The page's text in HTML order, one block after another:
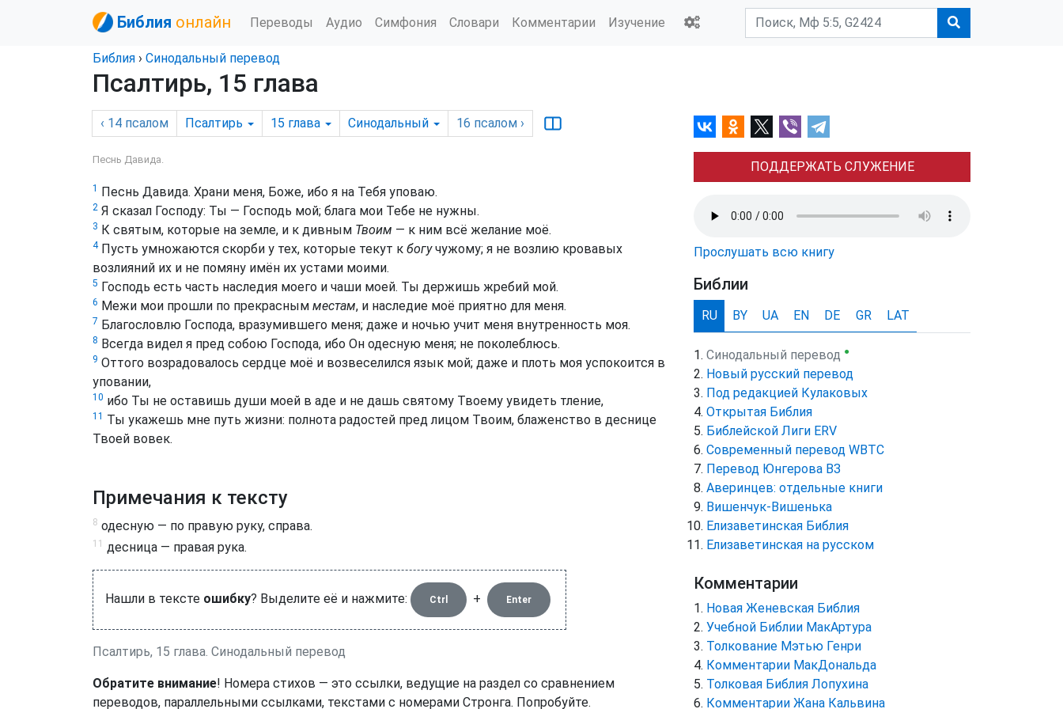
Библия онлайн Переводы Аудио Симфония Словари Комментарии Изучение
Библия › Синодальный перевод
Псалтирь, 15 глава
‹ 14 псалом Псалтирь 15 глава Синодальный 16 псалом ›
Песнь Давида.
1 Песнь Давида. Храни меня, Боже, ибо я на Тебя уповаю.
2 Я сказал Господу: Ты — Господь мой; блага мои Тебе не нужны.
3 К святым, которые на земле, и к дивным Твоим — к ним всё желание моё.
4Пусть умножаются скорби у тех, которые текут к богучужому; я не возлию кровавых
возлияний их и не помяну имён их устами моими.
5 Господь есть часть наследия моего и чаши моей. Ты держишь жребий мой.
6 Межи мои прошли по прекрасным местам, и наследие моё приятно для меня.
7 Благословлю Господа, вразумившего меня; даже и ночью учит меня внутренность моя.
8 Всегда видел я пред собою Господа, ибо Он одесную меня; не поколеблюсь.
9 Оттого возрадовалось сердце моё и возвеселился язык мой; даже и плоть моя успокоится в
уповании,
10 ибо Ты не оставишь души моей в аде и не дашь святому Твоему увидеть тление,
11 Ты укажешь мне путь жизни: полнота радостей пред лицом Твоим, блаженство в деснице
Твоей вовек.
Примечания к тексту
8 одесную — по правую руку, справа.
11 десница — правая рука.
Нашли в тексте ошибку? Выделите её и нажмите: Ctrl + Enter
Псалтирь, 15 глава. Синодальный перевод
Обратите внимание! Номера стихов — это ссылки, ведущие на раздел со сравнением
переводов, параллельными ссылками, текстами с номерами Стронга. Попробуйте.
ПОДДЕРЖАТЬ СЛУЖЕНИЕ
Прослушать всю книгу
Библии
RU BY UA EN DE GR LAT
Синодальный перевод ●
Новый русский перевод
Под редакцией Кулаковых
Открытая Библия
Библейской Лиги ERV
Cовременный перевод WBTC
Перевод Юнгерова ВЗ
Аверинцев: отдельные книги
Вишенчук-Вишенька
Елизаветинская Библия
Елизаветинская на русском
Комментарии
Новая Женевская Библия
Учебной Библии МакАртура
Толкование Мэтью Генри
Комментарии МакДональда
Толковая Библия Лопухина
Комментарии Жана Кальвина